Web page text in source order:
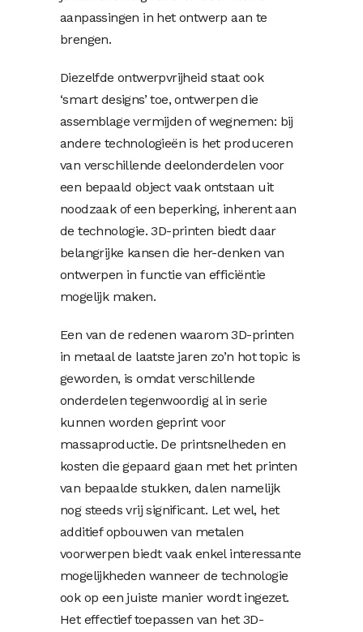
aanpassingen in het ontwerp aan te
brengen.
Diezelfde ontwerpvrijheid staat ook
‘smart designs’ toe, ontwerpen die
assemblage vermijden of wegnemen: bij
andere technologieën is het produceren
van verschillende deelonderdelen voor
een bepaald object vaak ontstaan uit
noodzaak of een beperking, inherent aan
de technologie. 3D-printen biedt daar
belangrijke kansen die her-denken van
ontwerpen in functie van efficiëntie
mogelijk maken.
Een van de redenen waarom 3D-printen
in metaal de laatste jaren zo’n hot topic is
geworden, is omdat verschillende
onderdelen tegenwoordig al in serie
kunnen worden geprint voor
massaproductie. De printsnelheden en
kosten die gepaard gaan met het printen
van bepaalde stukken, dalen namelijk
nog steeds vrij significant. Let wel, het
additief opbouwen van metalen
voorwerpen biedt vaak enkel interessante
mogelijkheden wanneer de technologie
ook op een juiste manier wordt ingezet.
Het effectief toepassen van het 3D-